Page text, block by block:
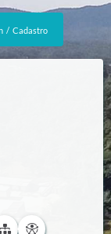
/ Cadastro